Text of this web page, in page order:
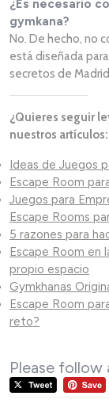
¿Es necesario
gymkana?
No. De hecho, no
está diseñada
secretos de
¿Quieres seguir
nuestros artículos:
Ideas de Juegos
Escape Room
Juegos para
Escape Rooms
5 razones para
Escape Room en
propio espacio
Gymkhanas
Escape Room
reto?
Please follow